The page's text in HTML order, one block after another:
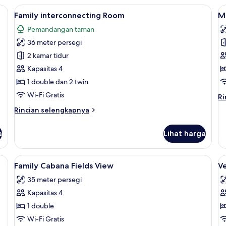
Paradiso
Fields
View
| Selimut bulu angsa, tempat tidur Select Comfort, brankas, dan meja kerja
Lihat
semua
foto
untuk
Family
interconnecting
Room
Family interconnecting Room |
10
Family interconnecting Room
Pemandangan taman
36 meter persegi
2 kamar tidur
Kapasitas 4
1 double dan 2 twin
Wi-Fi Gratis
Rincian selengkapnya
Rincian
Family
interconnecting
Room
Lihat harga
Select Comfort, brankas, dan meja kerja
Lihat
semua
foto
untuk
Family
Cabana
Selimut bulu angsa, tempat tidur
13
Family Cabana Fields View
35 meter persegi
Kapasitas 4
1 double
Wi-Fi Gratis